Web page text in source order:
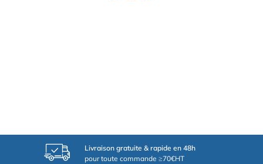
Livraison gratuite & rapide en 48h
pour toute commande ≥70€HT